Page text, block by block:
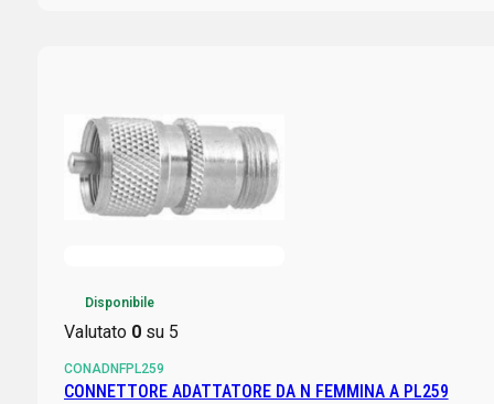
Disponibile
Valutato 0su 5
CONADNFPL259
CONNETTORE ADATTATORE DA N FEMMINA A PL259